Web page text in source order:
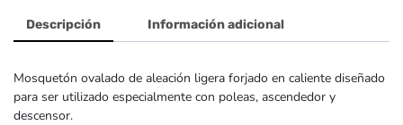
Rock
Descripción Información adicional
Mosquetón ovalado de aleación ligera forjado en caliente diseñado
para ser utilizado especialmente con poleas, ascendedor y
descensor.